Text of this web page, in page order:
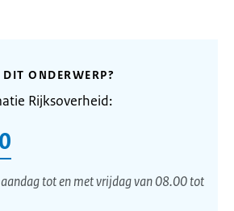
ONDERWERP?
Rijksoverheid:
tot en met vrijdag van 08.00 tot